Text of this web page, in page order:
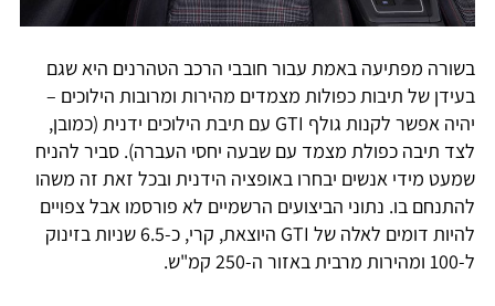
בשורה מפתיעה באמת עבור חובבי הרכב הטהרנים היא שגם
בעידן של תיבות כפולות מצמדים מהירות ומרובות הילוכים –
יהיה אפשר לקנות גולף GTI עם תיבת הילוכים ידנית (כמובן,
לצד תיבה כפולת מצמד עם שבעה יחסי העברה). סביר להניח
שמעט מידי אנשים יבחרו באופציה הידנית ובכל זאת זה משהו
להתנחם בו. נתוני הביצועים הרשמיים לא פורסמו אבל צפויים
להיות דומים לאלה של GTI היוצאת, קרי, כ-6.5 שניות בזינוק
ל-100 ומהירות מרבית באזור ה-250 קמ"ש.